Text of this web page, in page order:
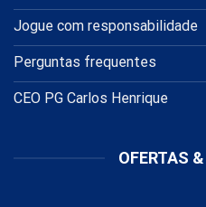
Jogue com responsabilidade
Perguntas frequentes
CEO PG Carlos Henrique
OFERTAS